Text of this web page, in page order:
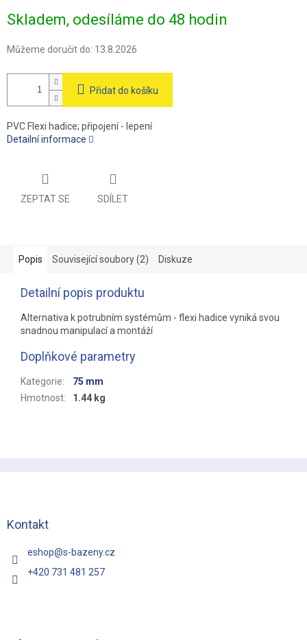
cena:
Skladem, odesíláme do 48 hodin
Můžeme doručit do: 13.8.2026
Přidat do košíku
PVC Flexi hadice; připojení - lepení
Detailní informace
ZEPTAT SE SDÍLET
Popis Související soubory (2) Diskuze
Detailní popis produktu
Alternativa k potrubním systémům - flexi hadice vyniká svou
snadnou manipulací a montáží
Doplňkové parametry
Kategorie:
75 mm
Hmotnost: 1.44 kg
Kontakt
eshop@s-bazeny.cz
+420 731 481 257